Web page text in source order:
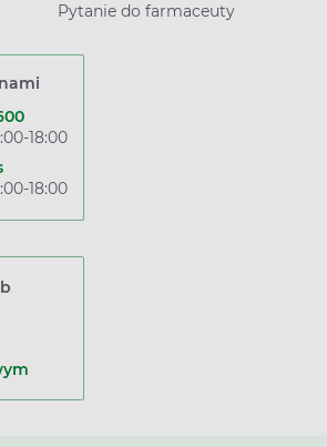
Pytanie do farmaceuty
18:00
18:00